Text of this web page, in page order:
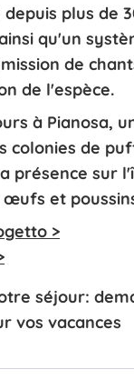
plus de
qu'un
de
de l'espèce.
à Pianosa,
colonies de
présence sur
et
>
séjour:
vos vacances